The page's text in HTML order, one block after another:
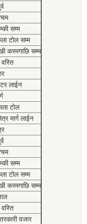
सम्म
टोल सम्म
करमगाछि सम्म
लाईन
टोल
मार्ग लाईन
सम्म
टोल सम्म
करमगाछि सम्म
वजार